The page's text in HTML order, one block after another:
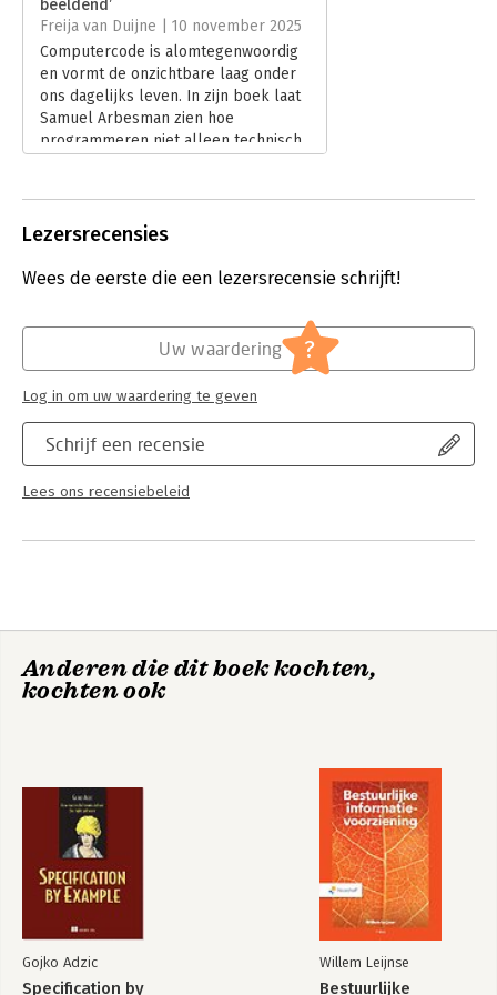
Hoofdrubriek: IT-management / ICT
beeldend’
Freija van Duijne | 10 november 2025
Computercode is alomtegenwoordig
en vormt de onzichtbare laag onder
ons dagelijks leven. In zijn boek laat
Samuel Arbesman zien hoe
programmeren niet alleen technisch,
haar recensie gaat Freija van Duijne in
Lees verder
Lezersrecensies
Wees de eerste die een lezersrecensie schrijft!
Schrijf een recensie
Lees ons recensiebeleid
Uw waardering ?
Log in om uw waardering te geven
Anderen die dit boek kochten,
kochten ook
Gojko Adzic
Specification by
Willem Leijnse
Bestuurlijke